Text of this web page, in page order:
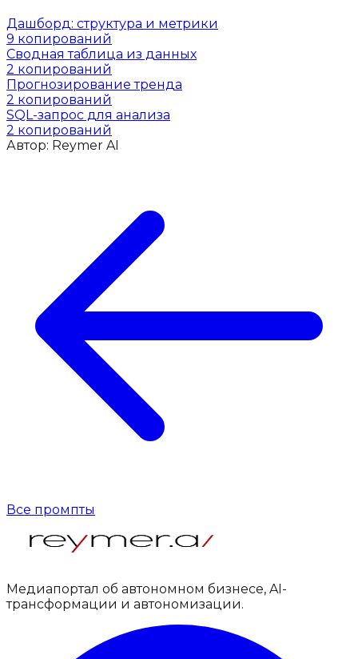
Дашборд: структура и метрики
9 копирований
Сводная таблица из данных
2 копирований
Прогнозирование тренда
2 копирований
SQL-запрос для анализа
2 копирований
Автор: Reymer AI
Все промпты
Медиапортал об автономном бизнесе, AI-
трансформации и автономизации.